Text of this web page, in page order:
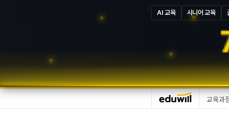
AI 교육 시니어 교육
교육과